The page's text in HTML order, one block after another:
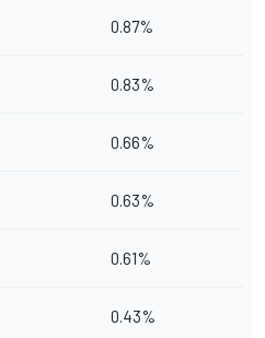
0.87%
0.83%
0.66%
0.63%
0.61%
0.43%